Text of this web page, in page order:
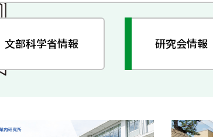
文部科学省情報 研究会情報